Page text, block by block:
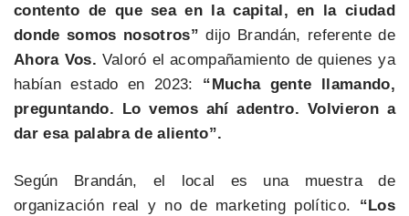
contento de que sea en la capital, en la ciudad
donde somos nosotros” dijo Brandán, referente de
Ahora Vos. Valoró el acompañamiento de quienes ya
habían estado en 2023: “Mucha gente llamando,
preguntando. Lo vemos ahí adentro. Volvieron a
dar esa palabra de aliento”.
Según Brandán, el local es una muestra de
organización real y no de marketing político. “Los